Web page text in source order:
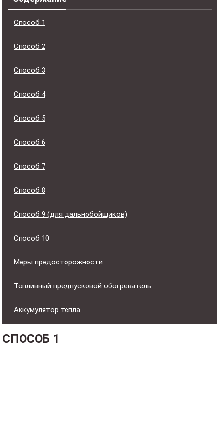
Способ 1
Способ 2
Способ 3
Способ 4
Способ 5
Способ 6
Способ 7
Способ 8
Способ 9 (для дальнобойщиков)
Способ 10
Меры предосторожности
Топливный предпусковой обогреватель
Аккумулятор тепла
СПОСОБ 1